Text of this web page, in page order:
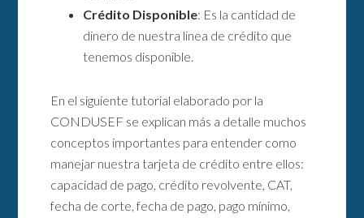
Crédito Disponible: Es la cantidad de
dinero de nuestra linea de crédito que
tenemos disponible.
En el siguiente tutorial elaborado por la
CONDUSEF se explican más a detalle muchos
conceptos importantes para entender como
manejar nuestra tarjeta de crédito entre ellos:
capacidad de pago, crédito revolvente, CAT,
fecha de corte, fecha de pago, pago mínimo,